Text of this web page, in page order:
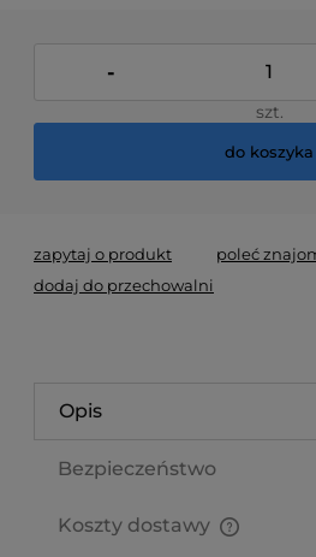
-
szt.
do koszyka
zapytaj o produkt poleć
dodaj do przechowalni
Opis
Bezpieczeństwo
Koszty dostawy